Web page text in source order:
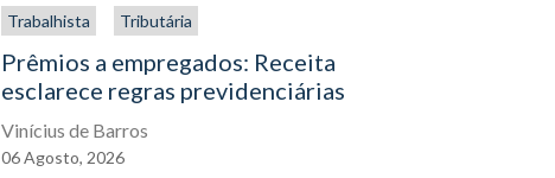
Trabalhista Tributária
Prêmios a empregados: Receita
esclarece regras previdenciárias
Vinícius de Barros
06Agosto, 2026